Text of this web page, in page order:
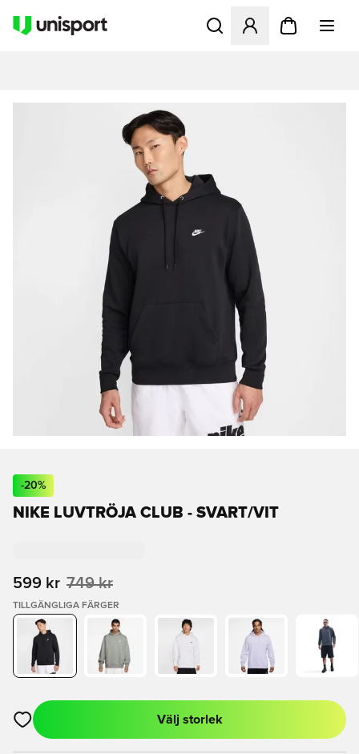
Öppnar en Modal för att
-20%
NIKE LUVTRÖJA CLUB - SVART/VIT
599 kr 749 kr
TILLGÄNGLIGA FÄRGER
Öppnar en Modal för att logga in eller registrera dig som
Välj storlek